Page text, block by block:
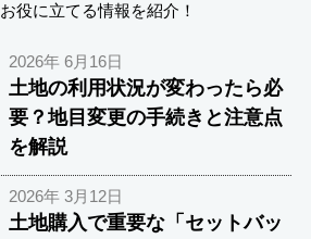
お役に立てる情報を紹介！
2026年 6月16日
土地の利用状況が変わったら必
要？地目変更の手続きと注意点
を解説
2026年 3月12日
土地購入で重要な「セットバッ